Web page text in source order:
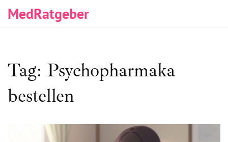
MedRatgeber
Tag: Psychopharmaka
bestellen